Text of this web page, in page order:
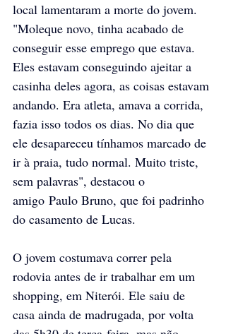
local lamentaram a morte do jovem.
"Moleque novo, tinha acabado de
conseguir esse emprego que estava.
Eles estavam conseguindo ajeitar a
casinha deles agora, as coisas estavam
andando. Era atleta, amava a corrida,
fazia isso todos os dias. No dia que
ele desapareceu tínhamos marcado de
ir à praia, tudo normal. Muito triste,
sem palavras", destacou o
amigo Paulo Bruno, que foi padrinho
do casamento de Lucas.
O jovem costumava correr pela
rodovia antes de ir trabalhar em um
shopping, em Niterói. Ele saiu de
casa ainda de madrugada, por volta